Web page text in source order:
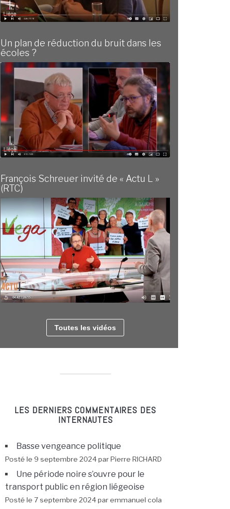
Un plan de réduction du bruit dans les
écoles ?
François Schreuer invité de « Actu L »
(RTC)
Toutes les vidéos
LES DERNIERS COMMENTAIRES DES
INTERNAUTES
Basse vengeance politique
Posté le 9 septembre 2024 par Pierre RICHARD
Une période noire s’ouvre pour le
transport public en région liégeoise
Posté le 7 septembre 2024 par emmanuel cola